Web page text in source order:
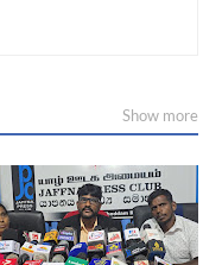
Show more